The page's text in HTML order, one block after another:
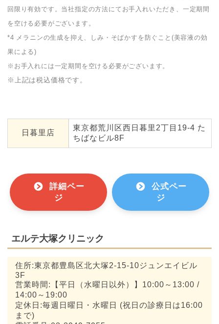
回限り有効です。当社指定の方法にてお手入れいただき、一定期間
を空ける必要がございます。
*4 メラニンの生成を抑え、しみ・そばかすを防ぐこと(美容液の効
果による)
※お手入れには一定期間を空ける必要がございます。
※上記は税込価格です。
日暮里店
東京都荒川区西日暮里2丁目19-4 た
ちばなビル8F
詳細ペー
ジ
公式ペー
ジ
エルテ大塚クリニック
住所:東京都豊島区北大塚2-15-10ジュンエイビル
3F
営業時間:【平日（水曜日以外）】10:00～13:00 /
14:00～19:00
定休日:毎週日曜日・水曜日 (祝日の診療日は16:00
まで)